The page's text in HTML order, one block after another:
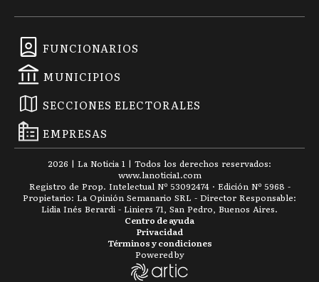
FUNCIONARIOS
MUNICIPIOS
SECCIONES ELECTORALES
EMPRESAS
2026 | La Noticia 1 | Todos los derechos reservados:
www.lanoticia1.com
Registro de Prop. Intelectual Nº 53092474 · Edición Nº 5968 -
Propietario: La Opinión Semanario SRL - Director Responsable:
Lidia Inés Berardi - Liniers 71, San Pedro, Buenos Aires.
Términos y condiciones
Privacidad
Centro de ayuda
Powered by